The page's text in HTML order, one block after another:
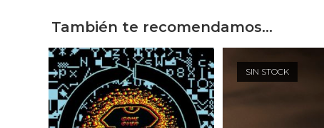
También te recomendamos…
SIN STOCK